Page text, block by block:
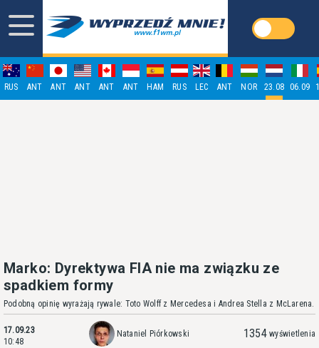
RUS ANT ANT ANT ANT ANT HAM RUS LEC ANT NOR 23.08 06.09
Marko: Dyrektywa FIA nie ma związku ze
spadkiem formy
Podobną opinię wyrażają rywale: Toto Wolff z Mercedesa i Andrea Stella z McLarena.
17.09.23
10:48
Nataniel Piórkowski 1354 wyświetlenia